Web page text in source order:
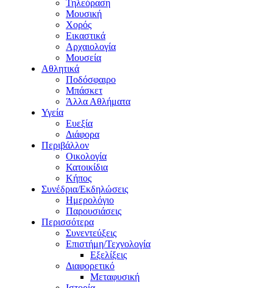
Τηλεόραση
Μουσική
Χορός
Εικαστικά
Αρχαιολογία
Μουσεία
Αθλητικά
Ποδόσφαιρο
Μπάσκετ
Άλλα Αθλήματα
Υγεία
Ευεξία
Διάφορα
Περιβάλλον
Οικολογία
Κατοικίδια
Κήπος
Συνέδρια/Εκδηλώσεις
Ημερολόγιο
Παρουσιάσεις
Περισσότερα
Συνεντεύξεις
Επιστήμη/Τεχνολογία
Εξελίξεις
Διαφορετικό
Μεταφυσική